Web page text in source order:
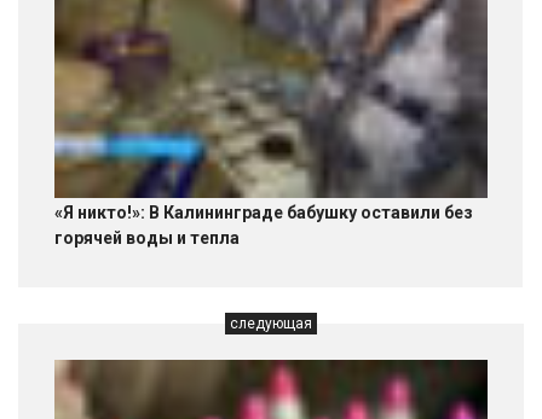
«Я никто!»: В Калининграде бабушку оставили без
горячей воды и тепла
следующая